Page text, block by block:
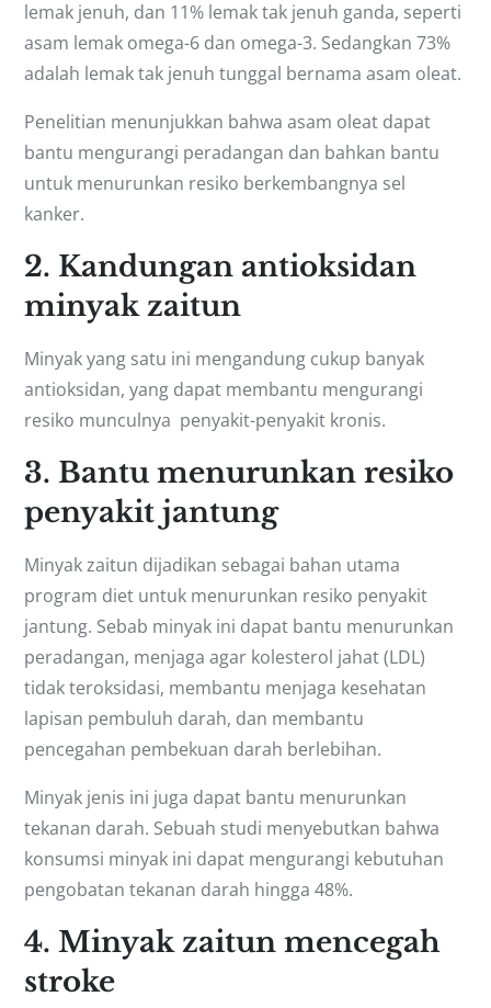
lemak jenuh, dan 11% lemak tak jenuh ganda, seperti
asam lemak omega-6 dan omega-3. Sedangkan 73%
adalah lemak tak jenuh tunggal bernama asam oleat.
Penelitian menunjukkan bahwa asam oleat dapat
bantu mengurangi peradangan dan bahkan bantu
untuk menurunkan resiko berkembangnya sel
kanker.
2. Kandungan antioksidan
minyak zaitun
Minyak yang satu ini mengandung cukup banyak
antioksidan, yang dapat membantu mengurangi
resiko munculnya penyakit-penyakit kronis.
3. Bantu menurunkan resiko
penyakit jantung
Minyak zaitun dijadikan sebagai bahan utama
program diet untuk menurunkan resiko penyakit
jantung. Sebab minyak ini dapat bantu menurunkan
peradangan, menjaga agar kolesterol jahat (LDL)
tidak teroksidasi, membantu menjaga kesehatan
lapisan pembuluh darah, dan membantu
pencegahan pembekuan darah berlebihan.
Minyak jenis ini juga dapat bantu menurunkan
tekanan darah. Sebuah studi menyebutkan bahwa
konsumsi minyak ini dapat mengurangi kebutuhan
pengobatan tekanan darah hingga 48%.
4. Minyak zaitun mencegah
stroke